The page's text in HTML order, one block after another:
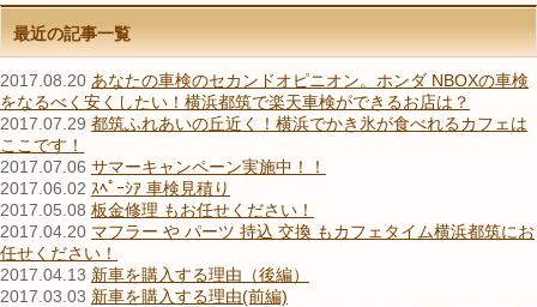
最近の記事一覧
2017.08.20 あなたの車検のセカンドオピニオン。ホンダ NBOXの車検
をなるべく安くしたい！横浜都筑で楽天車検ができるお店は？
2017.07.29 都筑ふれあいの丘近く！横浜でかき氷が食べれるカフェは
ここです！
2017.07.06 サマーキャンペーン実施中！！
2017.06.02 ｽﾍﾟｰｼｱ 車検見積り
2017.05.08 板金修理 もお任せください！
2017.04.20 マフラー や パーツ 持込 交換 もカフェタイム横浜都筑にお
任せください！
2017.04.13 新車を購入する理由（後編）
2017.03.03 新車を購入する理由(前編)